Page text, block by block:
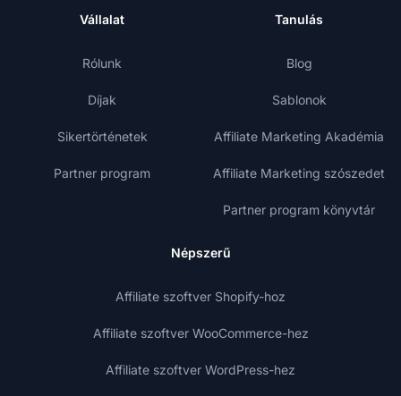
Vállalat
Rólunk
Díjak
Sikertörténetek
Partner program
Tanulás
Blog
Sablonok
Affiliate Marketing Akadémia
Affiliate Marketing szószedet
Partner program könyvtár
Népszerű
Affiliate szoftver Shopify-hoz
Affiliate szoftver WooCommerce-hez
Affiliate szoftver WordPress-hez